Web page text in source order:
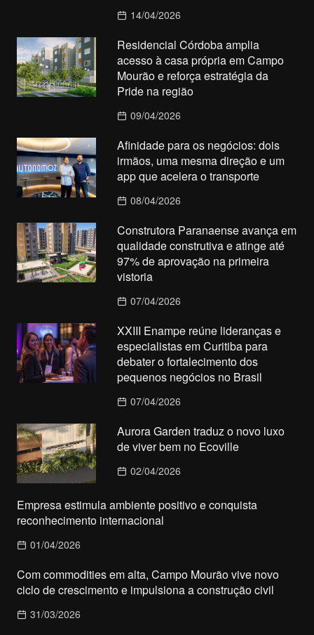
14/04/2026
Residencial Córdoba amplia
acesso à casa própria em Campo
Mourão e reforça estratégia da
Pride na região
09/04/2026
Afinidade para os negócios: dois
irmãos, uma mesma direção e um
app que acelera o transporte
08/04/2026
Construtora Paranaense avança em
qualidade construtiva e atinge até
97% de aprovação na primeira
vistoria
07/04/2026
XXIII Enampe reúne lideranças e
especialistas em Curitiba para
debater o fortalecimento dos
pequenos negócios no Brasil
07/04/2026
Aurora Garden traduz o novo luxo
de viver bem no Ecoville
02/04/2026
Empresa estimula ambiente positivo e conquista
reconhecimento internacional
01/04/2026
Com commodities em alta, Campo Mourão vive novo
ciclo de crescimento e impulsiona a construção civil
31/03/2026